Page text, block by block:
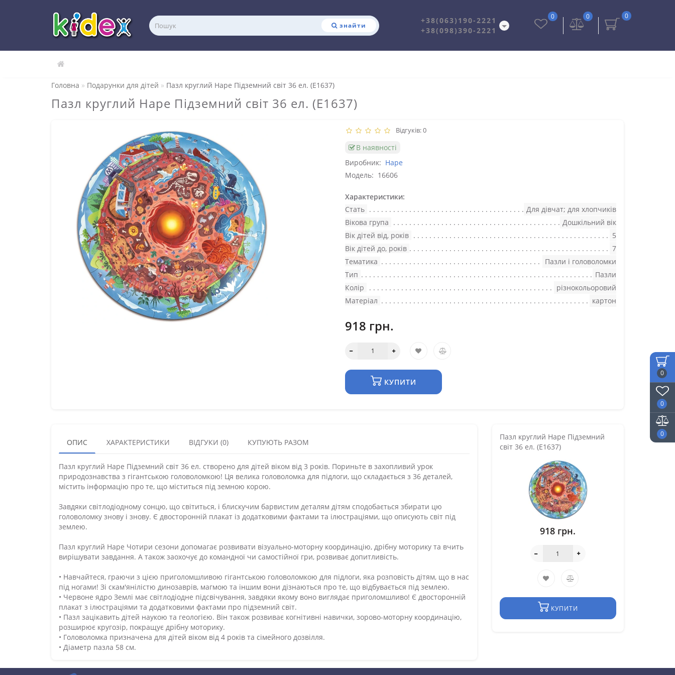
0
0
0
знайти
+38(063)190-2221
+38(098)390-2221
0
0
0
Головна Подарунки для дітей Пазл круглий Hape Підземний світ 36 ел. (E1637)
Пазл круглий Hape Підземний світ 36 ел. (E1637)
Відгуків: 0
В наявності
Виробник: Hape
Модель: 16606
Характеристики:
Стать
Для дівчат; для хлопчиків
Вікова група
Дошкільний вік
Вік дітей від, років
5
Вік дітей до, років
7
Тематика
Пазли і головоломки
Тип
Пазли
Колір
різнокольоровий
Матеріал
картон
918 грн.
КУПИТИ
ОПИС ХАРАКТЕРИСТИКИ ВІДГУКИ (0) КУПУЮТЬ РАЗОМ
Пазл круглий Hape Підземний світ 36 ел. створено для дітей віком від 3 років. Пориньте в захопливий урок
природознавства з гігантською головоломкою! Ця велика головоломка для підлоги, що складається з 36 деталей,
містить інформацію про те, що міститься під земною корою.
Завдяки світлодіодному сонцю, що світиться, і блискучим барвистим деталям дітям сподобається збирати цю
головоломку знову і знову. Є двосторонній плакат із додатковими фактами та ілюстраціями, що описують світ під
землею.
Пазл круглий Hape Чотири сезони допомагає розвивати візуально-моторну координацію, дрібну моторику та вчить
вирішувати завдання. А також заохочує до командної чи самостійної гри, розвиває допитливість.
• Навчайтеся, граючи з цією приголомшливою гігантською головоломкою для підлоги, яка розповість дітям, що в нас
під ногами! Зі скам'янілістю динозаврів, магмою та іншим вони дізнаються про те, що відбувається під землею.
• Червоне ядро Землі має світлодіодне підсвічування, завдяки якому воно виглядає приголомшливо! Є двосторонній
плакат з ілюстраціями та додатковими фактами про підземний світ.
• Пазл зацікавить дітей наукою та геологією. Він також розвиває когнітивні навички, зорово-моторну координацію,
розширює кругозір, покращує дрібну моторику.
• Головоломка призначена для дітей віком від 4 років та сімейного дозвілля.
• Діаметр пазла 58 см.
Пазл круглий Hape Підземний
світ 36 ел. (E1637)
918 грн.
КУПИТИ